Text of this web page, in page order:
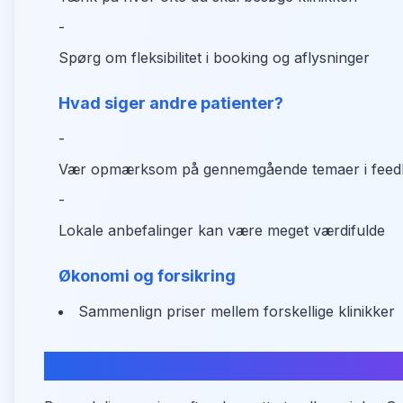
-
Spørg om fleksibilitet i booking og aflysninger
Hvad siger andre patienter?
-
Vær opmærksom på gennemgående temaer i
-
Lokale anbefalinger kan være meget værdifulde
Økonomi og forsikring
Sammenlign priser mellem forskellige klinikker